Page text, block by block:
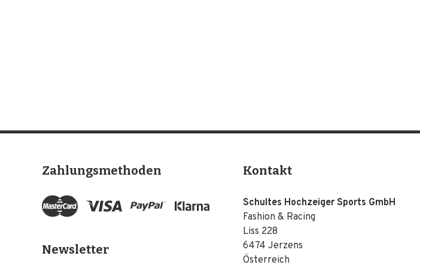
Zahlungsmethoden
Newsletter
Kontakt
Schultes Hochzeiger Sports GmbH
Fashion & Racing
Liss 228
6474 Jerzens
Österreich